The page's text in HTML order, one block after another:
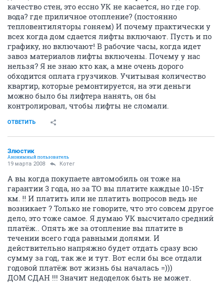
качество стен, это ессно УК не касается, но где гор.
вода? где приличное отопление? (постоянно
тепловентиляторы гоняем) И почему практически у
всех когда дом сдается лифты включают. Пусть и по
графику, но включают! В рабочие часы, когда идет
завоз материалов лифты включены. Почему у нас
нельзя? Я не знаю кто как, а мне очень дорого
обходится оплата грузчиков. Учитывая количество
квартир, которые ремонтируется, на эти деньги
можно было бы лифтера нанять, он бы
контролировал, чтобы лифты не сломали.
ОТВЕТИТЬ
Злюстик
Анонимный пользователь
19 марта 2008 Котег
А вы когда покупаете автомобиль он тоже на
гарантии 3 года, но за ТО вы платите каждые 10-15т
км. !! И платить или не платить вопросов ведь не
возникает ? Только не говорите, что это совсем другое
дело, это тоже самое. Я думаю УК высчитало средний
платёж.. Опять же за отопление вы платите в
течении всего года равными долями. И
действительно напряжно будет отдать сразу всю
сумму за год, так же и тут. Вот если бы все отдали
годовой платёж вот жизнь бы началась =)))
ДОМ СДАН !!! Значит недоделок быть не может.